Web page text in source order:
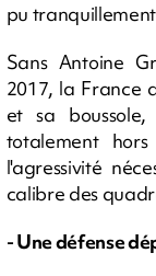
pu
Sans Antoine
2017, la France
et sa
totalement
l'agressivité
calibre des
- Une défense